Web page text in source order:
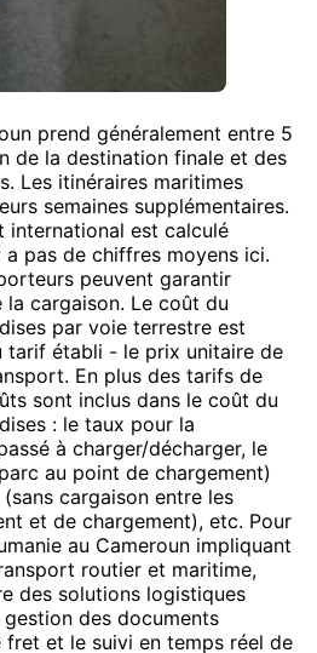
prend généralement entre 5
de la destination finale et des
Les itinéraires maritimes
semaines supplémentaires.
international est calculé
pas de chiffres moyens ici.
peuvent garantir
cargaison. Le coût du
par voie terrestre est
tarif établi - le prix unitaire de
En plus des tarifs de
sont inclus dans le coût du
: le taux pour la
à charger/décharger, le
au point de chargement)
cargaison entre les
et de chargement), etc. Pour
au Cameroun impliquant
routier et maritime,
des solutions logistiques
des documents
fret et le suivi en temps réel de